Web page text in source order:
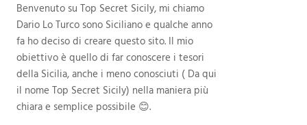
Benvenuto su Top Secret Sicily, mi chiamo
Dario Lo Turco sono Siciliano e qualche anno
fa ho deciso di creare questo sito. Il mio
obiettivo è quello di far conoscere i tesori
della Sicilia, anche i meno conosciuti ( Da qui
il nome Top Secret Sicily) nella maniera più
chiara e semplice possibile 😊.